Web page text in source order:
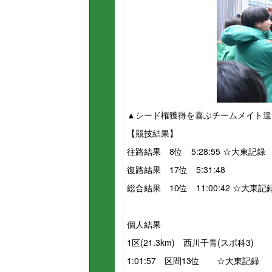
▲シード権獲得を喜ぶチームメイト達
【競技結果】
往路結果 8位 5:28:55 ☆大東記録
復路結果 17位 5:31:48
総合結果 10位 11:00:42 ☆大東記
個人結果
1区(21.3km) 西川千青(スポ科3)
1:01:57 区間13位 ☆大東記録